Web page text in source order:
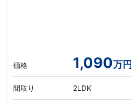
価格 1,090万円
間取り 2LDK